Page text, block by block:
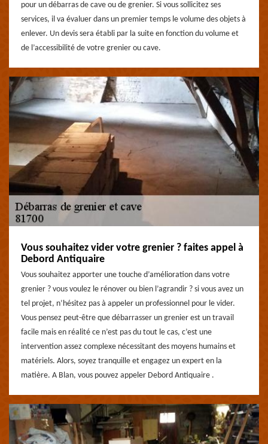
pour un débarras de cave ou de grenier. Si vous sollicitez ses
services, il va évaluer dans un premier temps le volume des objets à
enlever. Un devis sera établi par la suite en fonction du volume et
de l’accessibilité de votre grenier ou cave.
Vous souhaitez vider votre grenier ? faites appel à
Debord Antiquaire
Vous souhaitez apporter une touche d’amélioration dans votre
grenier ? vous voulez le rénover ou bien l’agrandir ? si vous avez un
tel projet, n’hésitez pas à appeler un professionnel pour le vider.
Vous pensez peut-être que débarrasser un grenier est un travail
facile mais en réalité ce n’est pas du tout le cas, c’est une
intervention assez complexe nécessitant des moyens humains et
matériels. Alors, soyez tranquille et engagez un expert en la
matière. A Blan, vous pouvez appeler Debord Antiquaire .